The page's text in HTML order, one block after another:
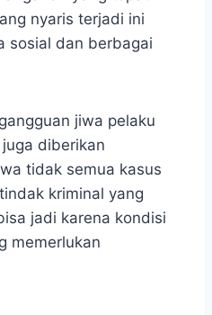
nyaris terjadi ini
sosial dan berbagai
jiwa pelaku
diberikan
tidak semua kasus
kriminal yang
jadi karena kondisi
memerlukan